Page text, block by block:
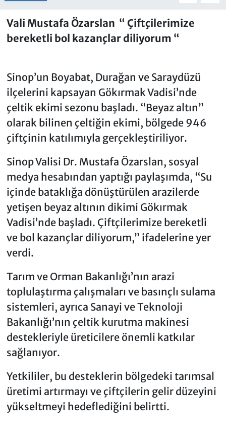
Vali Mustafa Özarslan “ Çiftçilerimize
bereketli bol kazançlar diliyorum “
Sinop’un Boyabat, Durağan ve Saraydüzü
ilçelerini kapsayan Gökırmak Vadisi’nde
çeltik ekimi sezonu başladı. “Beyaz altın”
olarak bilinen çeltiğin ekimi, bölgede 946
çiftçinin katılımıyla gerçekleştiriliyor.
Sinop Valisi Dr. Mustafa Özarslan, sosyal
medya hesabından yaptığı paylaşımda, “Su
içinde bataklığa dönüştürülen arazilerde
yetişen beyaz altının dikimi Gökırmak
Vadisi’nde başladı. Çiftçilerimize bereketli
ve bol kazançlar diliyorum,” ifadelerine yer
verdi.
Tarım ve Orman Bakanlığı’nın arazi
toplulaştırma çalışmaları ve basınçlı sulama
sistemleri, ayrıca Sanayi ve Teknoloji
Bakanlığı’nın çeltik kurutma makinesi
destekleriyle üreticilere önemli katkılar
sağlanıyor.
Yetkililer, bu desteklerin bölgedeki tarımsal
üretimi artırmayı ve çiftçilerin gelir düzeyini
yükseltmeyi hedeflediğini belirtti.